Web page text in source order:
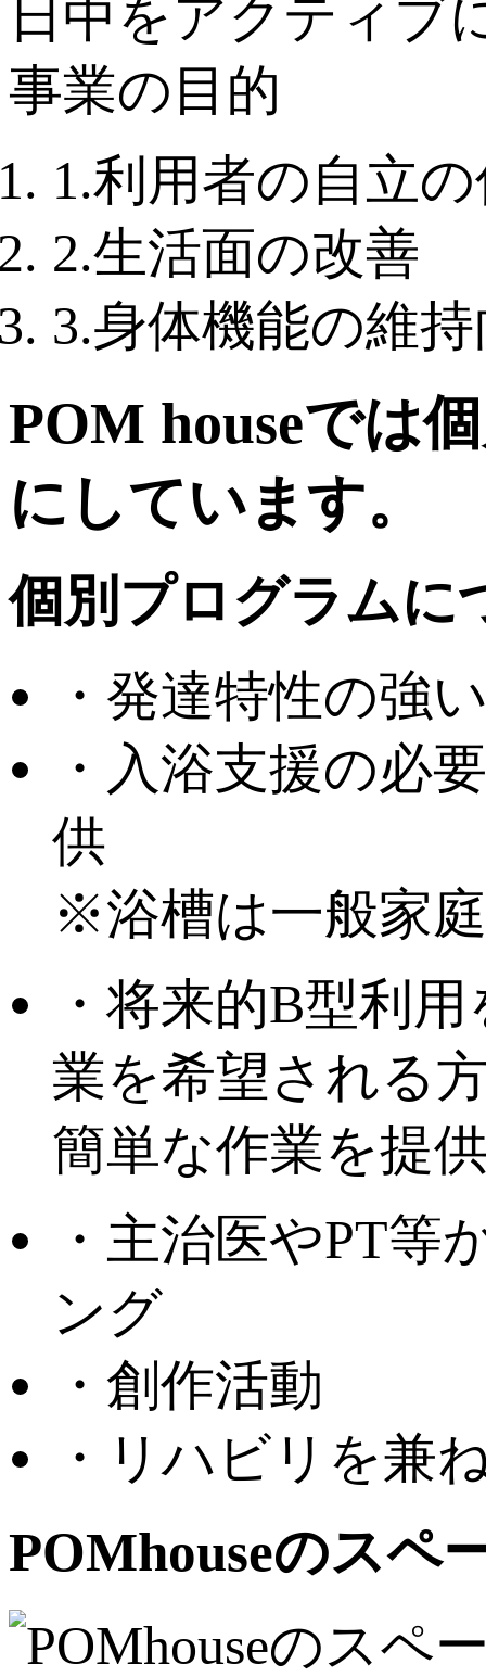
日中をアクティブ
事業の目的
1.利用者の自立
2.生活面の改善
3.身体機能の維
POM houseでは
にしています。
個別プログラムに
・発達特性の強
・入浴支援の必
供
※浴槽は一般家
・将来的B型利
業を希望される
簡単な作業を提
・主治医やPT
ング
・創作活動
・リハビリを兼
POMhouseのスペ